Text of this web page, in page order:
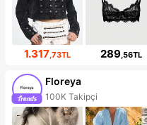
1.317,73TL 289,56TL
Floreya
100K Takipçi